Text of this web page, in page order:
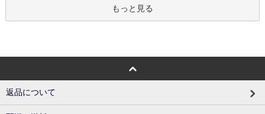
もっと見る
返品について